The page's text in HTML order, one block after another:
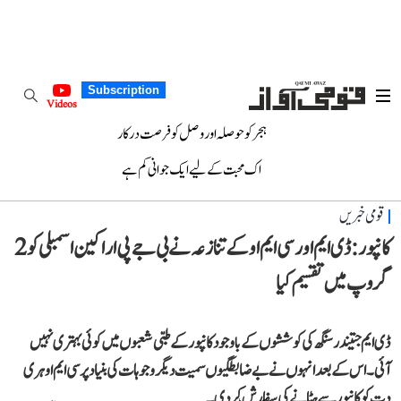
Subscription
Videos
ہجر کو حوصلہ اور وصل کو فرصت درکار
اک محبت کے لیے ایک جوانی کم ہے
قومی خبریں
کانپور: ڈی ایم اور سی ایم او کے تنازعہ نے بی جے پی اراکین اسمبلی کو 2
گروپ میں تقسیم کیا
ڈی ایم جتیندر سنگھ کی کوششوں کے باوجود کانپور کے طبی شعبوں میں کوئی بہتری نہیں
آئی۔ اس کے بعد انہوں نے بے ضابطگیوں سمیت دیگر وجوہات کی بنیاد پر سی ایم او ہری